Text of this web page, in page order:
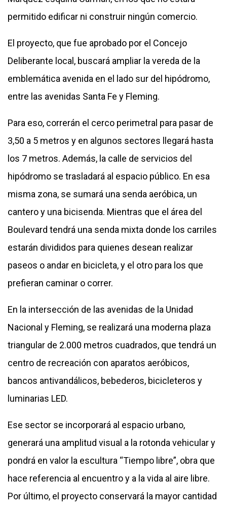
permitido edificar ni construir ningún comercio.
El proyecto, que fue aprobado por el Concejo
Deliberante local, buscará ampliar la vereda de la
emblemática avenida en el lado sur del hipódromo,
entre las avenidas Santa Fe y Fleming.
Para eso, correrán el cerco perimetral para pasar de
3,50 a 5 metros y en algunos sectores llegará hasta
los 7 metros. Además, la calle de servicios del
hipódromo se trasladará al espacio público. En esa
misma zona, se sumará una senda aeróbica, un
cantero y una bicisenda. Mientras que el área del
Boulevard tendrá una senda mixta donde los carriles
estarán divididos para quienes desean realizar
paseos o andar en bicicleta, y el otro para los que
prefieran caminar o correr.
En la intersección de las avenidas de la Unidad
Nacional y Fleming, se realizará una moderna plaza
triangular de 2.000 metros cuadrados, que tendrá un
centro de recreación con aparatos aeróbicos,
bancos antivandálicos, bebederos, bicicleteros y
luminarias LED.
Ese sector se incorporará al espacio urbano,
generará una amplitud visual a la rotonda vehicular y
pondrá en valor la escultura “Tiempo libre”, obra que
hace referencia al encuentro y a la vida al aire libre.
Por último, el proyecto conservará la mayor cantidad